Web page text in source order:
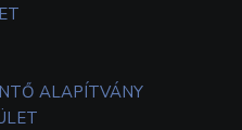
ALAPÍTVÁNY